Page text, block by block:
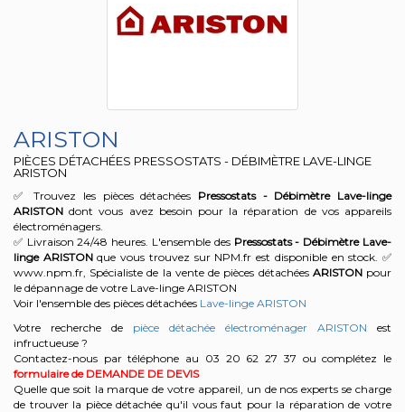
ARISTON
PIÈCES DÉTACHÉES PRESSOSTATS - DÉBIMÈTRE LAVE-LINGE
ARISTON
✅ Trouvez les pièces détachées Pressostats - Débimètre Lave-linge
ARISTON dont vous avez besoin pour la réparation de vos appareils
électroménagers.
✅ Livraison 24/48 heures. L'ensemble des Pressostats - Débimètre Lave-
linge ARISTONque vous trouvez sur NPM.fr est disponible en stock. ✅
www.npm.fr, Spécialiste de la vente de pièces détachées ARISTONpour
le dépannage de votre Lave-linge ARISTON
Voir l'ensemble des pièces détachées Lave-linge ARISTON
Votre recherche de pièce détachée électroménager ARISTON est
infructueuse ?
Contactez-nous par téléphone au 03 20 62 27 37 ou complétez le
formulaire de DEMANDE DE DEVIS
Quelle que soit la marque de votre appareil, un de nos experts se charge
de trouver la pièce détachée qu'il vous faut pour la réparation de votre